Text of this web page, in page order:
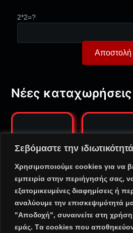
Σεβόμαστε την
Χρησιμοποιούμε cookies για να
εμπειρία στην περιήγησής σας,
εξατομικευμένες διαφημίσεις ή
αναλύουμε την επισκεψιμότητά
"Αποδοχή", συναινείτε στη
εμάς. Tα cookies που
2*2=?
Νέες καταχωρήσεις
RADIO SMILE
RADIO PAGAS
HTIKOS